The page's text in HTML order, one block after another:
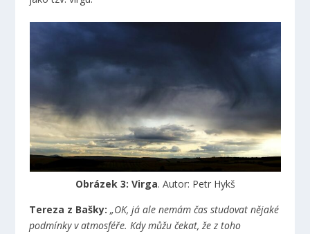
Obrázek 3: Virga. Autor: Petr Hykš
Tereza z Bašky: „OK, já ale nemám čas studovat nějaké
podmínky v atmosféře. Kdy můžu čekat, že z toho